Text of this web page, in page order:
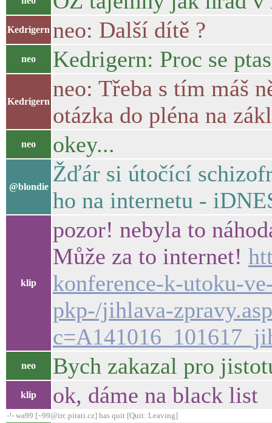
Kedrigern neo: Další dítě ?
neo Kedrigern: Proc se
Kedrigern
neo: Třeba s tím máš
otázka do pléna na
neo okey...
@blondie
Žďár si útočící
ho na internetu -
klip
pozor! nebyla to
Může za to internet!
konference-k-utoku-
pkp-/jihlava-
neo Bych zakazal pro
klip ok, dáme na black list
-!- wa99 [~99@irc.pirati.cz] has quit [Quit: Leaving]